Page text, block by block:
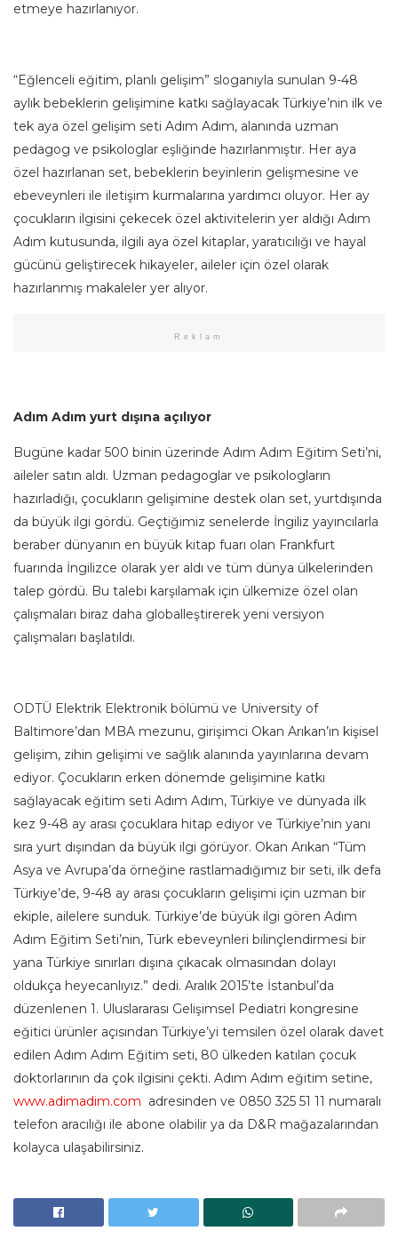
etmeye hazırlanıyor.
“Eğlenceli eğitim, planlı gelişim” sloganıyla sunulan 9-48
aylık bebeklerin gelişimine katkı sağlayacak Türkiye’nin ilk ve
tek aya özel gelişim seti Adım Adım, alanında uzman
pedagog ve psikologlar eşliğinde hazırlanmıştır. Her aya
özel hazırlanan set, bebeklerin beyinlerin gelişmesine ve
ebeveynleri ile iletişim kurmalarına yardımcı oluyor. Her ay
çocukların ilgisini çekecek özel aktivitelerin yer aldığı Adım
Adım kutusunda, ilgili aya özel kitaplar, yaratıcılığı ve hayal
gücünü geliştirecek hikayeler, aileler için özel olarak
hazırlanmış makaleler yer alıyor.
Reklam
Adım Adım yurt dışına açılıyor
Bugüne kadar 500 binin üzerinde Adım Adım Eğitim Seti’ni,
aileler satın aldı. Uzman pedagoglar ve psikologların
hazırladığı, çocukların gelişimine destek olan set, yurtdışında
da büyük ilgi gördü. Geçtiğimiz senelerde İngiliz yayıncılarla
beraber dünyanın en büyük kitap fuarı olan Frankfurt
fuarında İngilizce olarak yer aldı ve tüm dünya ülkelerinden
talep gördü. Bu talebi karşılamak için ülkemize özel olan
çalışmaları biraz daha globalleştirerek yeni versiyon
çalışmaları başlatıldı.
ODTÜ Elektrik Elektronik bölümü ve University of
Baltimore’dan MBA mezunu, girişimci Okan Arıkan’ın kişisel
gelişim, zihin gelişimi ve sağlık alanında yayınlarına devam
ediyor. Çocukların erken dönemde gelişimine katkı
sağlayacak eğitim seti Adım Adım, Türkiye ve dünyada ilk
kez 9-48 ay arası çocuklara hitap ediyor ve Türkiye’nin yanı
sıra yurt dışından da büyük ilgi görüyor. Okan Arıkan “Tüm
Asya ve Avrupa’da örneğine rastlamadığımız bir seti, ilk defa
Türkiye’de, 9-48 ay arası çocukların gelişimi için uzman bir
ekiple, ailelere sunduk. Türkiye’de büyük ilgi gören Adım
Adım Eğitim Seti’nin, Türk ebeveynleri bilinçlendirmesi bir
yana Türkiye sınırları dışına çıkacak olmasından dolayı
oldukça heyecanlıyız.” dedi. Aralık 2015’te İstanbul’da
düzenlenen 1. Uluslararası Gelişimsel Pediatri kongresine
eğitici ürünler açısından Türkiye’yi temsilen özel olarak davet
edilen Adım Adım Eğitim seti, 80 ülkeden katılan çocuk
doktorlarının da çok ilgisini çekti. Adım Adım eğitim setine,
www.adimadim.com adresinden ve 0850 325 51 11 numaralı
telefon aracılığı ile abone olabilir ya da D&R mağazalarından
kolayca ulaşabilirsiniz.